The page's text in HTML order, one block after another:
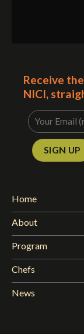
Receive
NICI,
Home
About
Program
Chefs
News